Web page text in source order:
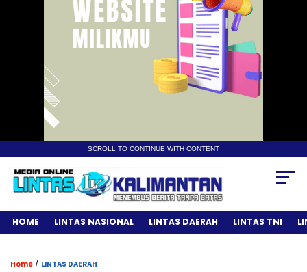
SCROLL TO CONTINUE WITH CONTENT
HOME LINTAS NASIONAL LINTAS DAERAH LINTAS TNI
Home / LINTAS DAERAH